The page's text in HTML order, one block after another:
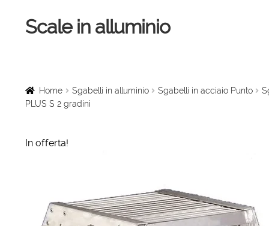
Vai
alla
Vai
al
Scale in alluminio
Scale a chiocciola
Rampe di carico
Home Sgabelli in alluminio Sgabelli in acciaio Punto
PLUS S 2 gradini
In offerta!